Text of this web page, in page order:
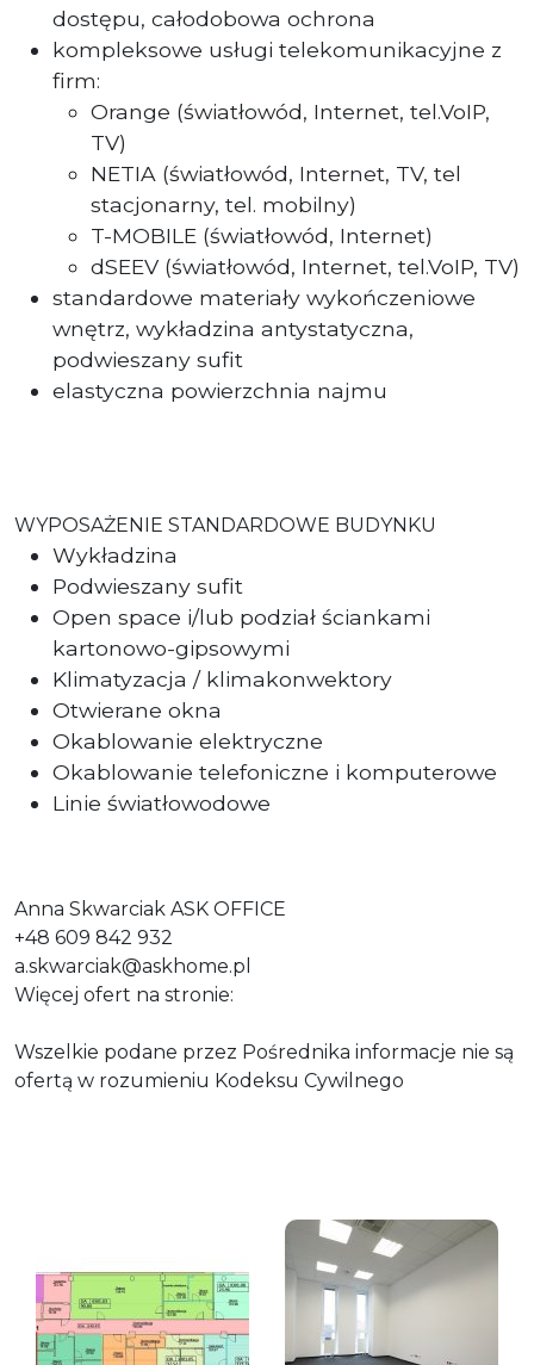
dostępu, całodobowa ochrona
kompleksowe usługi telekomunikacyjne z
firm:
Orange (światłowód, Internet, tel.VoIP,
TV)
NETIA (światłowód, Internet, TV, tel
stacjonarny, tel. mobilny)
T-MOBILE (światłowód, Internet)
dSEEV (światłowód, Internet, tel.VoIP, TV)
standardowe materiały wykończeniowe
wnętrz, wykładzina antystatyczna,
podwieszany sufit
elastyczna powierzchnia najmu
WYPOSAŻENIE STANDARDOWE BUDYNKU
Wykładzina
Podwieszany sufit
Open space i/lub podział ściankami
kartonowo-gipsowymi
Klimatyzacja / klimakonwektory
Otwierane okna
Okablowanie elektryczne
Okablowanie telefoniczne i komputerowe
Linie światłowodowe
Anna Skwarciak ASK OFFICE
+48 609 842 932
a.skwarciak@askhome.pl
Więcej ofert na stronie:
Wszelkie podane przez Pośrednika informacje nie są
ofertą w rozumieniu Kodeksu Cywilnego